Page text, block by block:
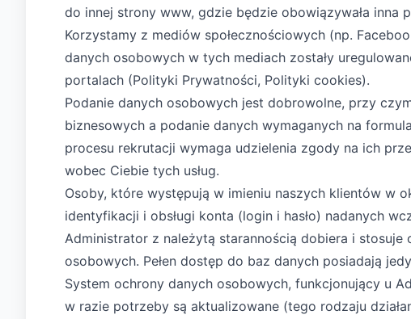
do innej strony www, gdzie będzie obowiązywała
Korzystamy z mediów społecznościowych (np.
danych osobowych w tych mediach zostały
portalach (Polityki Prywatności, Polityki cookies).
Podanie danych osobowych jest dobrowolne, przy
biznesowych a podanie danych wymaganych na
procesu rekrutacji wymaga udzielenia zgody na ich
wobec Ciebie tych usług.
Osoby, które występują w imieniu naszych klientów w
identyfikacji i obsługi konta (login i hasło) nadanych
Administrator z należytą starannością dobiera i
osobowych. Pełen dostęp do baz danych posiadają
System ochrony danych osobowych, funkcjonujący u
w razie potrzeby są aktualizowane (tego rodzaju